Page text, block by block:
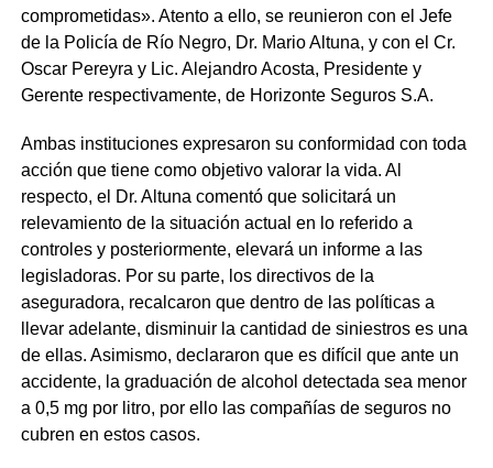
comprometidas». Atento a ello, se reunieron con el Jefe
de la Policía de Río Negro, Dr. Mario Altuna, y con el Cr.
Oscar Pereyra y Lic. Alejandro Acosta, Presidente y
Gerente respectivamente, de Horizonte Seguros S.A.
Ambas instituciones expresaron su conformidad con toda
acción que tiene como objetivo valorar la vida. Al
respecto, el Dr. Altuna comentó que solicitará un
relevamiento de la situación actual en lo referido a
controles y posteriormente, elevará un informe a las
legisladoras. Por su parte, los directivos de la
aseguradora, recalcaron que dentro de las políticas a
llevar adelante, disminuir la cantidad de siniestros es una
de ellas. Asimismo, declararon que es difícil que ante un
accidente, la graduación de alcohol detectada sea menor
a 0,5 mg por litro, por ello las compañías de seguros no
cubren en estos casos.